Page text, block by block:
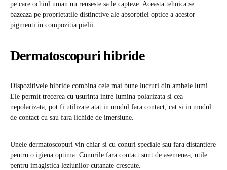
pe care ochiul uman nu reuseste sa le capteze. Aceasta tehnica se
bazeaza pe proprietatile distinctive ale absorbtiei optice a acestor
pigmenti in compozitia pielii.
Dermatoscopuri hibride
Dispozitivele hibride combina cele mai bune lucruri din ambele lumi.
Ele permit trecerea cu usurinta intre lumina polarizata si cea
nepolarizata, pot fi utilizate atat in ​​modul fara contact, cat si in modul
de contact cu sau fara lichide de imersiune.
Unele dermatoscopuri vin chiar si cu conuri speciale sau fara distantiere
pentru o igiena optima. Conurile fara contact sunt de asemenea, utile
pentru imagistica leziunilor cutanate crescute.